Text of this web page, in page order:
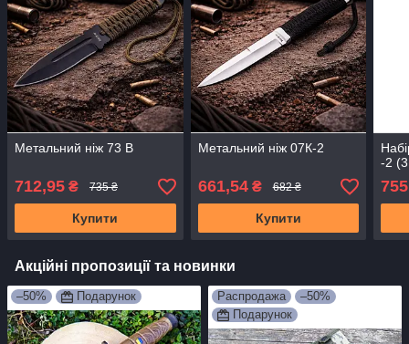
Метальний ніж 73 B
712,95 ₴ 735 ₴
Купити
Метальний ніж 07К-2
661,54₴ 682 ₴
Купити
-2
Акційні пропозиції та новинки
–50% Подарунок Распродажа
–50%
Подарунок